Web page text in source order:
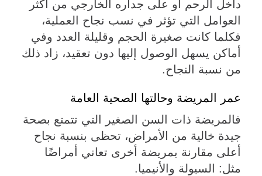
داخل الرحم أو على جداره الخارجي من أكثر
العوامل التي تؤثر في نسب نجاح العملية،
فكلما كانت صغيرة الحجم وقليلة العدد وفي
أماكن يسهل الوصول إليها دون تعقيد، زاد ذلك
من نسبة النجاح.
عمر المريضة وحالتها الصحية العامة
فالمريضة ذات السن الصغير التي تتمتع بصحة
جيدة خالية من الأمراض، تحظى بنسبة نجاح
أعلى مقارنة بمريضة أخرى تعاني أمراضًا
مثل: السيولة والأنيميا.